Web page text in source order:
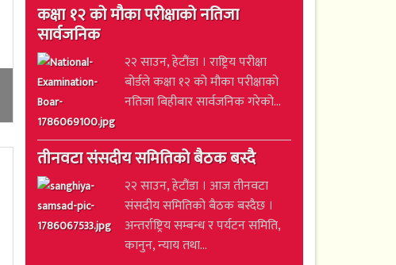
कक्षा १२ को मौका परीक्षाको नतिजा
सार्वजनिक
२२ साउन, हेटौंडा । राष्ट्रिय परीक्षा
बोर्डले कक्षा १२ को मौका परीक्षाको
नतिजा बिहीबार सार्वजनिक गरेको...
तीनवटा संसदीय समितिको बैठक बस्दै
२२ साउन, हेटौंडा । आज तीनवटा
संसदीय समितिको बैठक बस्दैछ ।
अन्तर्राष्ट्रिय सम्बन्ध र पर्यटन समिति,
कानुन, न्याय तथा...